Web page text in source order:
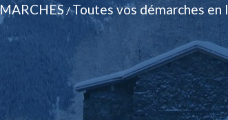
/Toutes vos démarches en